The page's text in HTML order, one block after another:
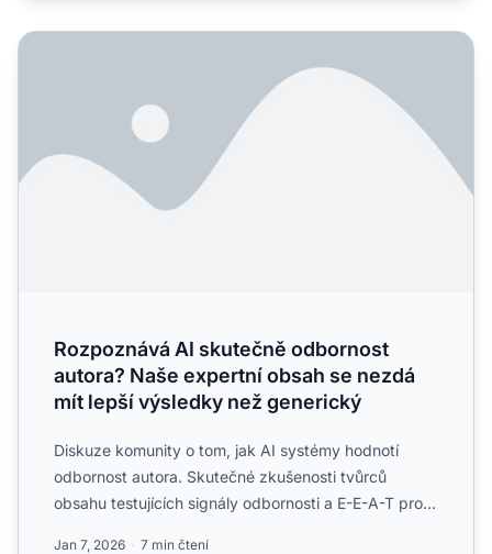
Rozpoznává AI skutečně odbornost autora? Naše
Rozpoznává AI skutečně odbornost
autora? Naše expertní obsah se nezdá
mít lepší výsledky než generický
Diskuze komunity o tom, jak AI systémy hodnotí
odbornost autora. Skutečné zkušenosti tvůrců
obsahu testujících signály odbornosti a E-E-A-T pro
Jan 7, 2026 7 min čtení